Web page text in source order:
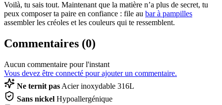
Voilà, tu sais tout. Maintenant que la matière n’a plus de secret, tu
peux composer ta paire en confiance : file au bar à pampilles
assembler les créoles et les couleurs qui te ressemblent.
Commentaires (0)
Aucun commentaire pour l'instant
Vous devez être connecté pour ajouter un commentaire.
Ne ternit pas Acier inoxydable 316L
Sans nickel Hypoallergénique